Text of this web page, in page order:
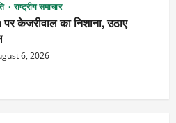
राष्ट्रीय समाचार
पर केजरीवाल का निशाना, उठाए
6, 2026